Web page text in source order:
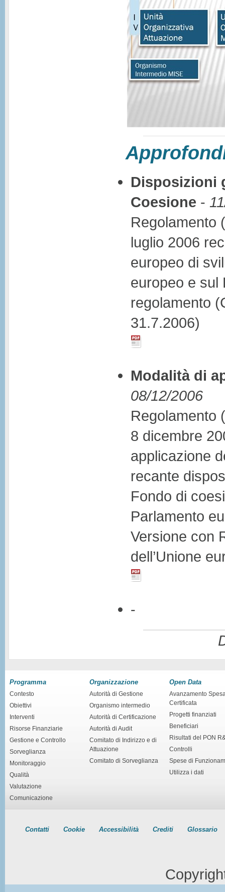
Disposizioni
Coesione -
Regolamento
luglio 2006
europeo di
europeo e sul
regolamento
31.7.2006)
Modalità di
08/12/2006
Regolamento
8 dicembre
applicazione
recante
Fondo di
Parlamento
Versione con
dell’Unione
-
Programma
Contesto
Obiettivi
Interventi
Risorse Finanziarie
Gestione e Controllo
Sorveglianza
Monitoraggio
Qualità
Valutazione
Comunicazione
Organizzazione
Autorità di Gestione
Organismo intermedio
Autorità di Certificazione
Autorità di Audit
Comitato di Indirizzo e di
Attuazione
Comitato di Sorveglianza
Open Data
Avanzamento
Certificata
Progetti finanziati
Beneficiari
Risultati del PON
Controlli
Spese di
Utilizza i dati
Contatti Cookie Accessibilità Crediti Glossario